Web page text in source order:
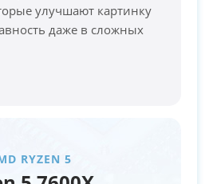
улучшают картинку
даже в сложных
RYZEN 5